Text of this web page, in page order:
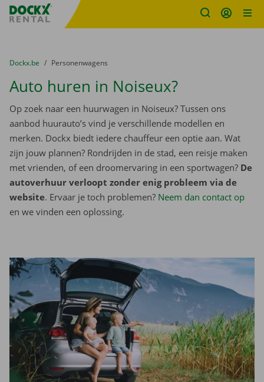
Fratello DEMO
U bevindt zich hier:
van
Dockx.be naar
Personenwagens
Auto huren in Noiseux?
Op zoek naar een huurwagen in Noiseux? Tussen ons
aanbod huurauto’s vind je verschillende modellen en
merken. Dockx biedt iedere chauffeur een optie aan. Wat
zijn jouw plannen? Rondrijden in de stad, een reisje maken
met vrienden, of een droomervaring in een sportwagen? De
autoverhuur verloopt zonder enig probleem via de
website. Ervaar je toch problemen? Neem dan contact op
en we vinden een oplossing.